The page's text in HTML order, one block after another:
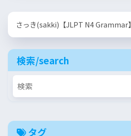
さっき(sakki)【JLPT N4 Grammar】
検索/search
タグ